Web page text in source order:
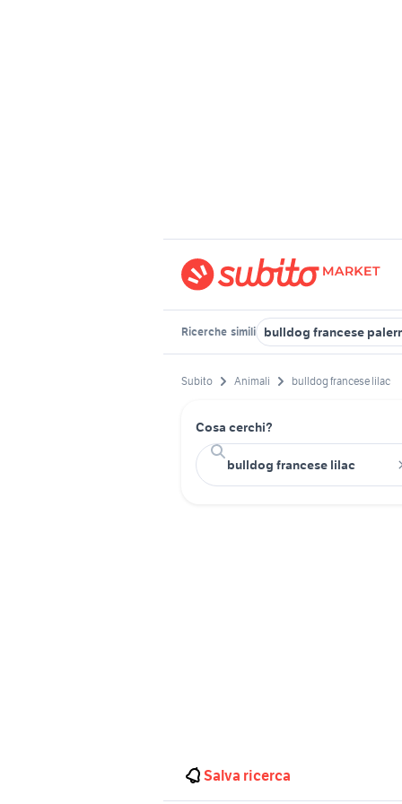
Ricerche simili bulldog francese
Subito Animali bulldog francese lilac
Cosa cerchi?
Salva ricerca